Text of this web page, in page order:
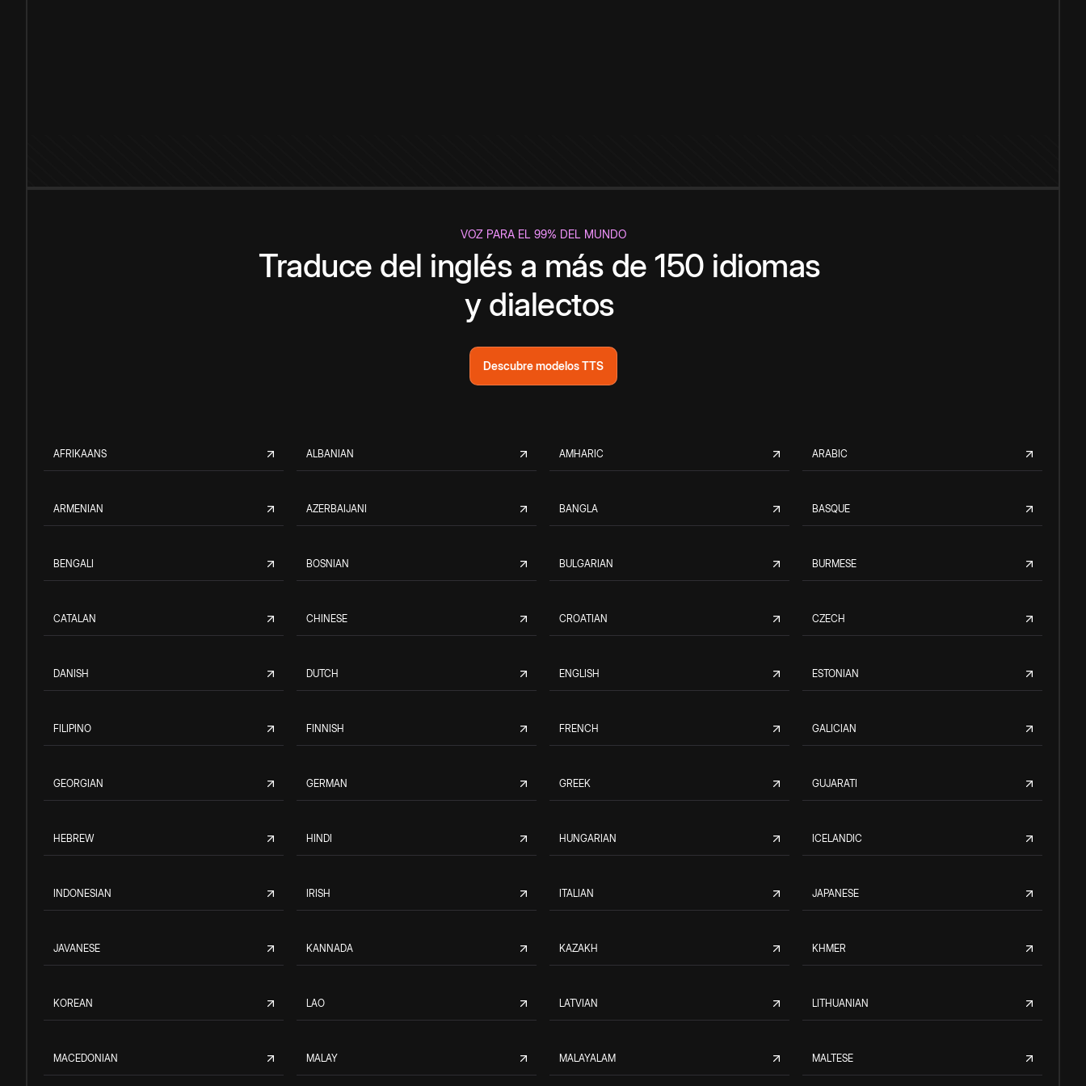
VOZ PARA EL 99% DEL MUNDO
Traduce del inglés a más de 150 idiomas
y dialectos
Descubre modelos TTS
AFRIKAANS ALBANIAN AMHARIC ARABIC
ARMENIAN AZERBAIJANI BANGLA BASQUE
BENGALI BOSNIAN BULGARIAN BURMESE
CATALAN CHINESE CROATIAN CZECH
DANISH DUTCH ENGLISH ESTONIAN
FILIPINO FINNISH FRENCH GALICIAN
GEORGIAN GERMAN GREEK GUJARATI
HEBREW HINDI HUNGARIAN ICELANDIC
INDONESIAN IRISH ITALIAN JAPANESE
JAVANESE KANNADA KAZAKH KHMER
KOREAN LAO LATVIAN LITHUANIAN
MACEDONIAN MALAY MALAYALAM MALTESE